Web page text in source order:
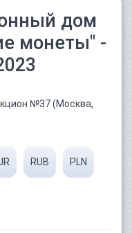
дом
монеты" -
№37 (Москва,
RUB PLN